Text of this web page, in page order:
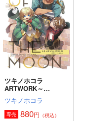
ツキノホコラ
ARTWORK～
2023Summer
ツキノホコラ
専売 880円 （税込）